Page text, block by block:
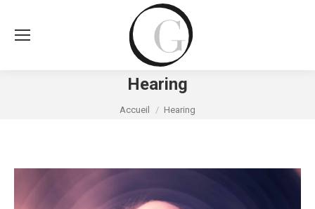
Hearing
Vous êtes ici :
Accueil Hearing